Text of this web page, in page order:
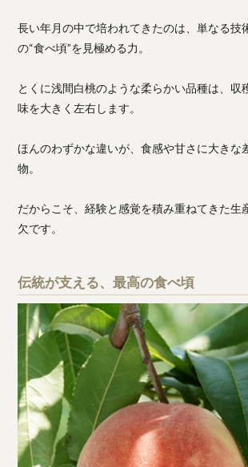
長い年月の中で培われてきたのは、単なる技
の“食べ頃”を見極める力。
とくに浅間白桃のような柔らかい品種は、収
味を大きく左右します。
ほんのわずかな違いが、食感や甘さに大きな
物。
だからこそ、経験と感覚を積み重ねてきた生
欠です。
伝統が支える、最高の食べ頃